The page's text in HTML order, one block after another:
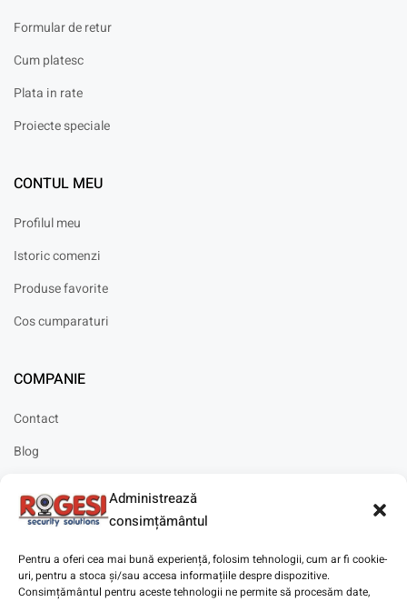
Administrează
consimțământul
Pentru a oferi cea mai bună experiență, folosim tehnologii, cum ar fi cookie-
uri, pentru a stoca și/sau accesa informațiile despre dispozitive.
Consimțământul pentru aceste tehnologii ne permite să procesăm date,
Formular de retur
Cum platesc
Plata in rate
Proiecte speciale
CONTUL MEU
Profilul meu
Istoric comenzi
Produse favorite
Cos cumparaturi
COMPANIE
Contact
Blog
Solicitare instalare